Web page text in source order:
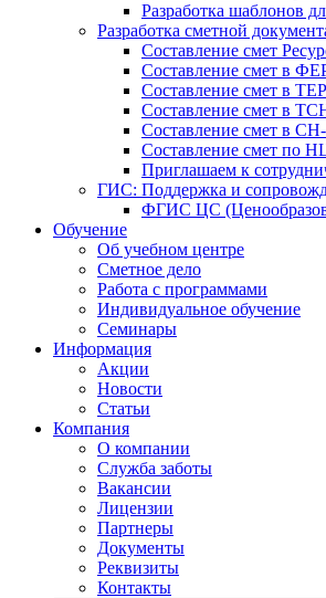
Разработка шаблонов
Разработка сметной
Составление смет
Составление смет в
Составление смет в
Составление смет в
Составление смет в
Составление смет по
Приглашаем к
ГИС: Поддержка и
ФГИС ЦС
Обучение
Об учебном центре
Сметное дело
Работа с программами
Индивидуальное обучение
Семинары
Информация
Акции
Новости
Статьи
Компания
О компании
Служба заботы
Вакансии
Лицензии
Партнеры
Документы
Реквизиты
Контакты